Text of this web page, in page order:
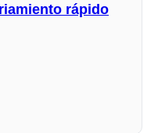
rápido